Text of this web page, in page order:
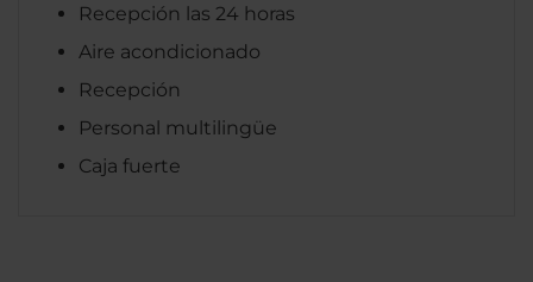
Recepción las 24 horas
Aire acondicionado
Recepción
Personal multilingüe
Caja fuerte